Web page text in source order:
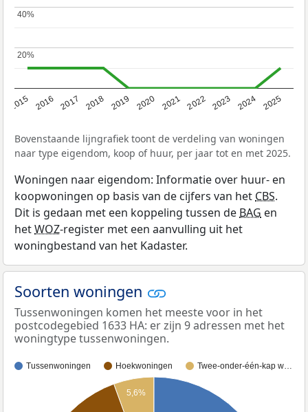
2015 2016 2017 2018 2019 2020 2021 2022 2023 2024 2025
20%
20%
40%
40%
Bovenstaande lijngrafiek toont de verdeling van woningen
naar type eigendom, koop of huur, per jaar tot en met 2025.
Woningen naar eigendom: Informatie over huur- en
koopwoningen op basis van de cijfers van het CBS.
Dit is gedaan met een koppeling tussen de BAG en
hetWOZ-register met een aanvulling uit het
woningbestand van het Kadaster.
Soorten woningen
Tussenwoningen komen het meeste voor in het
postcodegebied 1633 HA: er zijn 9 adressen met het
woningtype tussenwoningen.
Tussenwoningen Hoekwoningen Twee-onder-één-kap w…
5,6%